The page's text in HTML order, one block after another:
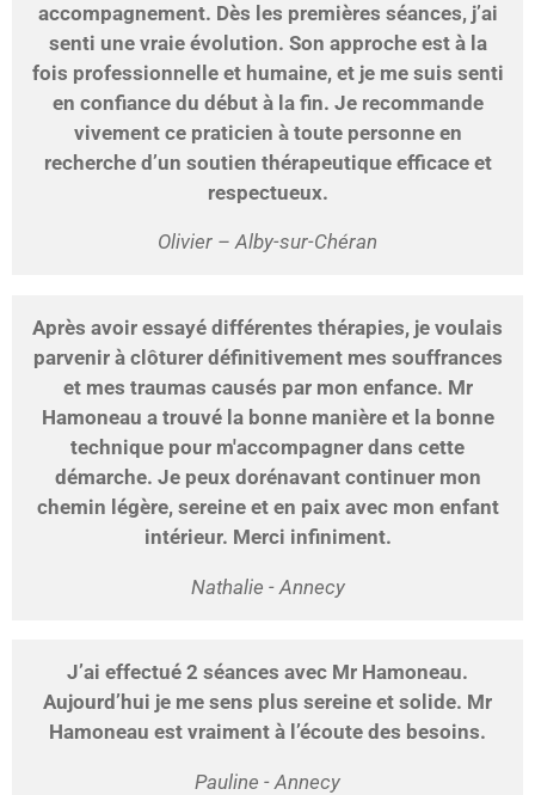
accompagnement. Dès les premières séances, j’ai
senti une vraie évolution. Son approche est à la
fois professionnelle et humaine, et je me suis senti
en confiance du début à la fin. Je recommande
vivement ce praticien à toute personne en
recherche d’un soutien thérapeutique efficace et
respectueux.
Olivier – Alby-sur-Chéran
Après avoir essayé différentes thérapies, je voulais
parvenir à clôturer définitivement mes souffrances
et mes traumas causés par mon enfance. Mr
Hamoneau a trouvé la bonne manière et la bonne
technique pour m'accompagner dans cette
démarche. Je peux dorénavant continuer mon
chemin légère, sereine et en paix avec mon enfant
intérieur. Merci infiniment.
Nathalie - Annecy
J’ai effectué 2 séances avec Mr Hamoneau.
Aujourd’hui je me sens plus sereine et solide. Mr
Hamoneau est vraiment à l’écoute des besoins.
Pauline - Annecy